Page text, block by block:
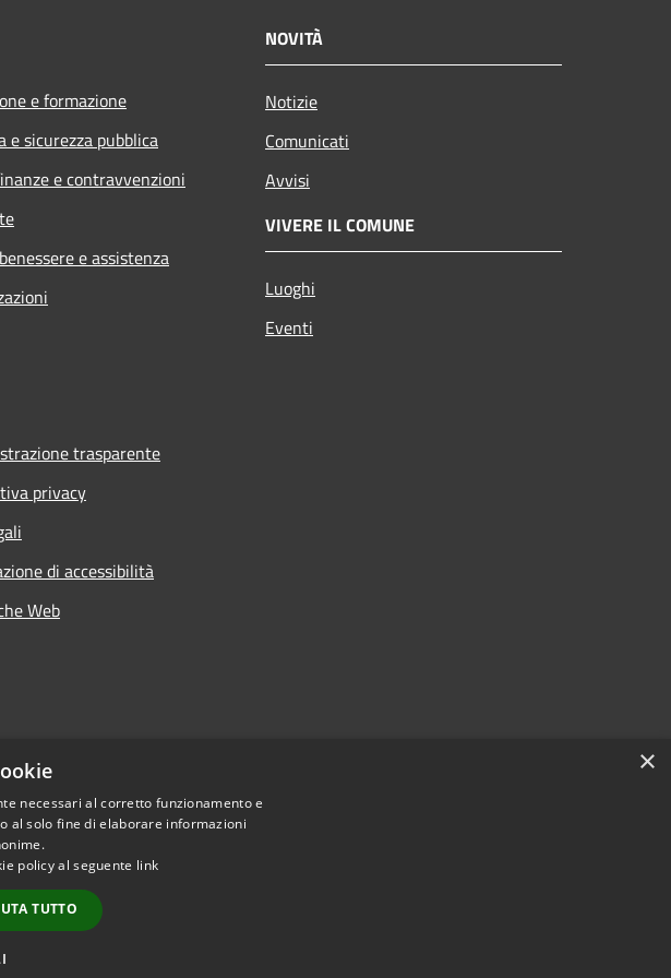
e formazione
e sicurezza pubblica
e contravvenzioni
e assistenza
NOVITÀ
Notizie
Comunicati
Avvisi
VIVERE IL COMUNE
Luoghi
Eventi
trasparente
privacy
di accessibilità
Web
© 2026 • Comune di Calenzano • Powered by
×
necessari al corretto funzionamento e
al solo fine di elaborare informazioni
policy al seguente link
TUTTO